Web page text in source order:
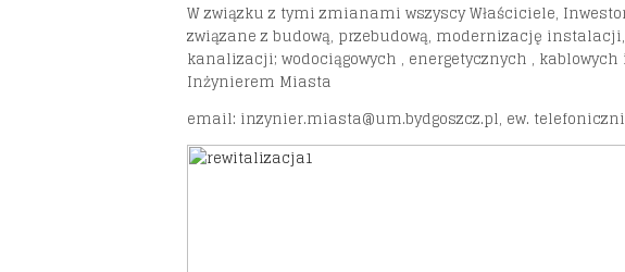
W związku z tymi zmianami wszyscy Właściciele,
związane z budową, przebudową, modernizację
kanalizacji; wodociągowych , energetycznych ,
Inżynierem Miasta
email: inzynier.miasta@um.bydgoszcz.pl, ew.